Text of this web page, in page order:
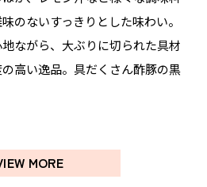
のないすっきりとした味わい。
ながら、大ぶりに切られた具材
高い逸品。具だくさん酢豚の黒
MORE